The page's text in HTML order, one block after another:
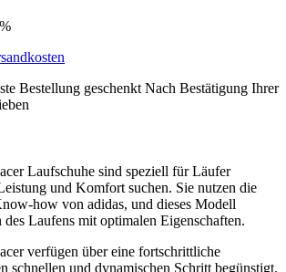
Bestellung geschenkt Nach Bestätigung Ihrer
Laufschuhe sind speziell für Läufer
und Komfort suchen. Sie nutzen die
how von adidas, und dieses Modell
des Laufens mit optimalen Eigenschaften.
verfügen über eine fortschrittliche
schnellen und dynamischen Schritt begünstigt.